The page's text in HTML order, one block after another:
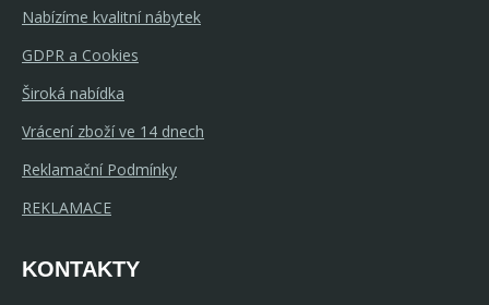
Nabízíme kvalitní nábytek
GDPR a Cookies
Široká nabídka
Vrácení zboží ve 14 dnech
Reklamační Podmínky
REKLAMACE
KONTAKTY